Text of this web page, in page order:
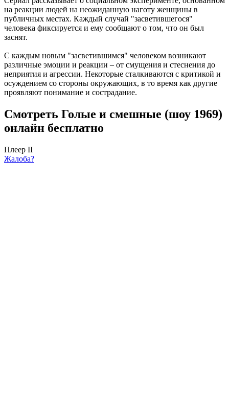
на реакции людей на неожиданную наготу женщины в
публичных местах. Каждый случай "засветившегося"
человека фиксируется и ему сообщают о том, что он был
заснят.
С каждым новым "засветившимся" человеком возникают
различные эмоции и реакции – от смущения и стеснения до
неприятия и агрессии. Некоторые сталкиваются с критикой и
осуждением со стороны окружающих, в то время как другие
проявляют понимание и сострадание.
Смотреть Голые и смешные (шоу 1969)
онлайн бесплатно
Плеер II
Жалоба?